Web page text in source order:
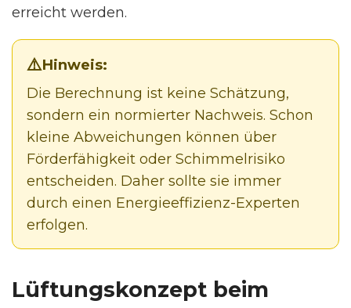
erreicht werden.
Hinweis:
Die Berechnung ist keine Schätzung,
sondern ein normierter Nachweis. Schon
kleine Abweichungen können über
Förderfähigkeit oder Schimmelrisiko
entscheiden. Daher sollte sie immer
durch einen Energieeffizienz-Experten
erfolgen.
Lüftungskonzept beim